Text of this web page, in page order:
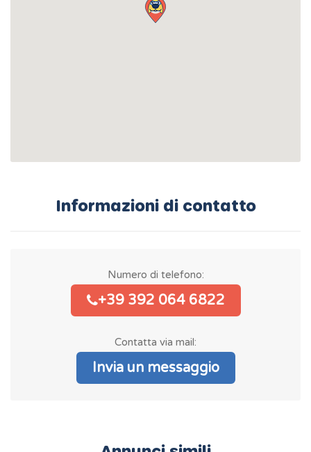
Informazioni di contatto
Numero di telefono:
+39 392 064 6822
Contatta via mail:
Invia un messaggio